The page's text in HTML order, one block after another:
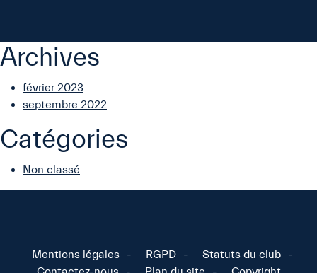
Archives
février 2023
septembre 2022
Catégories
Non classé
Mentions légales RGPD
Statuts du club